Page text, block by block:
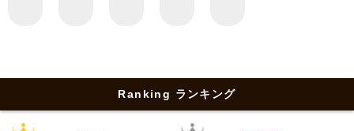
Ranking ランキング